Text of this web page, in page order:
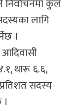
निर्वाचनमा कुल
लागि
।
थारू ६.६,
सदस्य